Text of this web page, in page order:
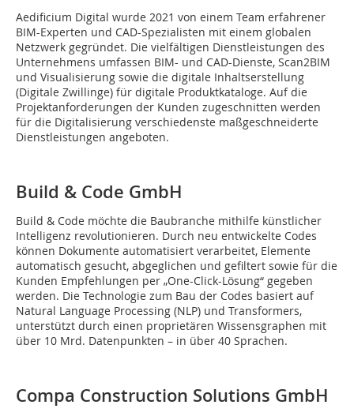
Aedificium Digital wurde 2021 von einem Team erfahrener
BIM-Experten und CAD-Spezialisten mit einem globalen
Netzwerk gegründet. Die vielfältigen Dienstleistungen des
Unternehmens umfassen BIM- und CAD-Dienste, Scan2BIM
und Visualisierung sowie die digitale Inhaltserstellung
(Digitale Zwillinge) für digitale Produktkataloge. Auf die
Projektanforderungen der Kunden zugeschnitten werden
für die Digitalisierung verschiedenste maßgeschneiderte
Dienstleistungen angeboten.
Build & Code GmbH
Build & Code möchte die Baubranche mithilfe künstlicher
Intelligenz revolutionieren. Durch neu entwickelte Codes
können Dokumente automatisiert verarbeitet, Elemente
automatisch gesucht, abgeglichen und gefiltert sowie für die
Kunden Empfehlungen per „One-Click-Lösung“ gegeben
werden. Die Technologie zum Bau der Codes basiert auf
Natural Language Processing (NLP) und Transformers,
unterstützt durch einen proprietären Wissensgraphen mit
über 10 Mrd. Datenpunkten – in über 40 Sprachen.
Compa Construction Solutions GmbH